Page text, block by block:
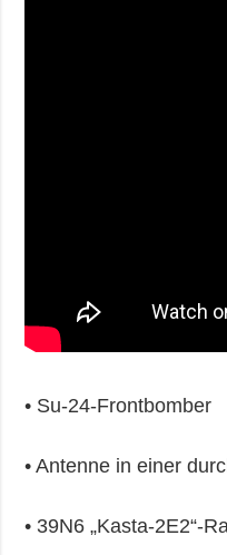
• Su-24-Frontbomber
• Antenne in einer
• 39N6 „Kasta-2E2“-